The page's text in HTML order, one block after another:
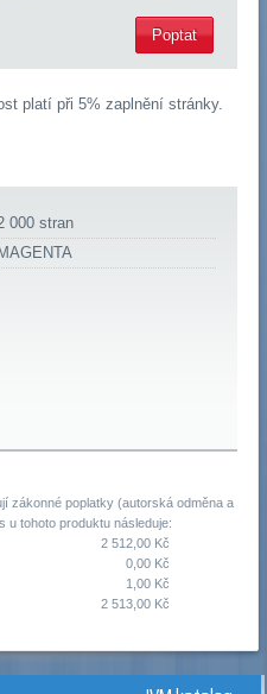
Poptat
platí při 5% zaplnění stránky.
000 stran
MAGENTA
zákonné poplatky (autorská odměna a
tohoto produktu následuje:
2 512,00 Kč
0,00 Kč
1,00 Kč
2 513,00 Kč